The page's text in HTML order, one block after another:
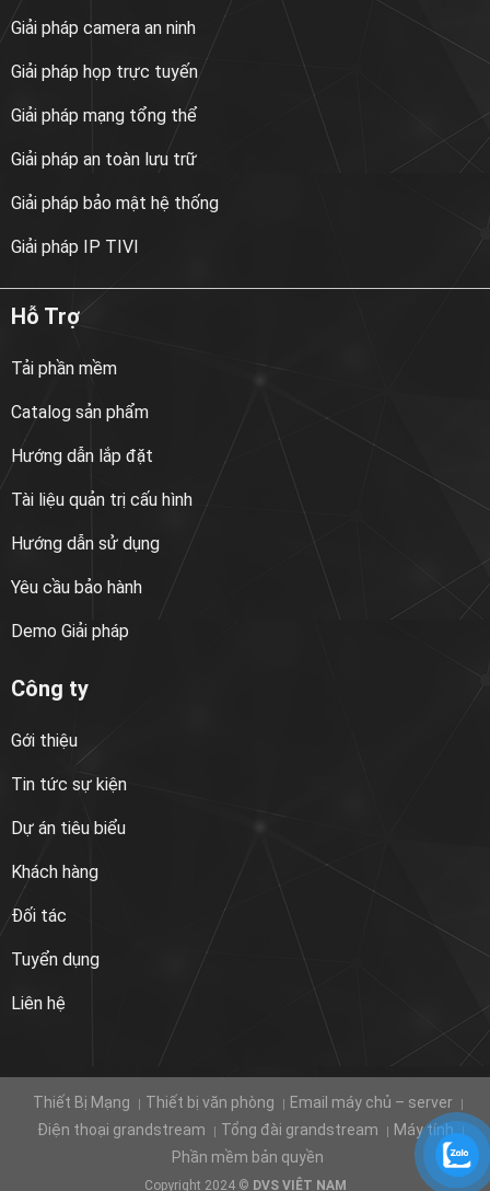
Giải pháp camera an ninh
Giải pháp họp trực tuyến
Giải pháp mạng tổng thể
Giải pháp an toàn lưu trữ
Giải pháp bảo mật hệ thống
Giải pháp IP TIVI
Hỗ Trợ
Tải phần mềm
Catalog sản phẩm
Hướng dẫn lắp đặt
Tài liệu quản trị cấu hình
Hướng dẫn sử dụng
Yêu cầu bảo hành
Demo Giải pháp
Công ty
Gới thiệu
Tin tức sự kiện
Dự án tiêu biểu
Khách hàng
Đối tác
Tuyển dụng
Liên hệ
Thiết Bị Mạng Thiết bị văn phòng
Email máy chủ – server
Điện thoại grandstream
Tổng đài grandstream
Máy tính
Phần mềm bản quyền
Copyright 2024 © DVS VIỆT NAM